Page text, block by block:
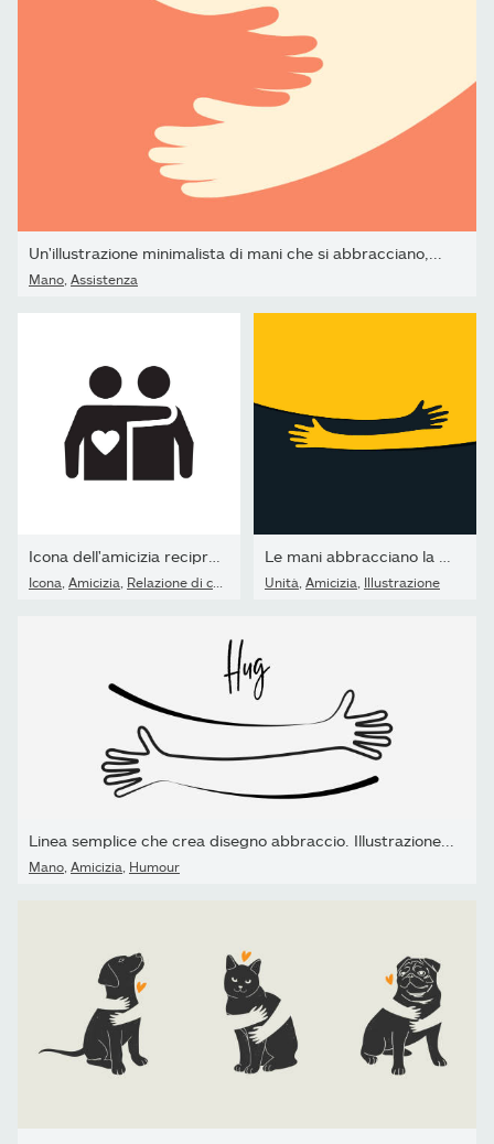
Un'illustrazione minimalista di mani che si abbracciano,...
Mano Assistenza
Icona Amicizia Relazione di coppia Unità Amicizia Illustrazione
Linea semplice che crea disegno abbraccio. Illustrazione...
Mano Amicizia Humour